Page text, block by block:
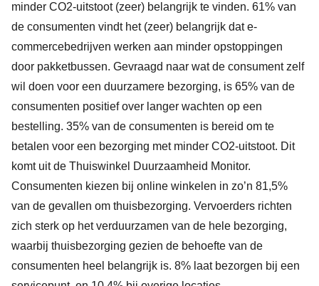
minder CO2-uitstoot (zeer) belangrijk te vinden. 61% van
de consumenten vindt het (zeer) belangrijk dat e-
commercebedrijven werken aan minder opstoppingen
door pakketbussen. Gevraagd naar wat de consument zelf
wil doen voor een duurzamere bezorging, is 65% van de
consumenten positief over langer wachten op een
bestelling. 35% van de consumenten is bereid om te
betalen voor een bezorging met minder CO2-uitstoot. Dit
komt uit de Thuiswinkel Duurzaamheid Monitor.
Consumenten kiezen bij online winkelen in zo’n 81,5%
van de gevallen om thuisbezorging. Vervoerders richten
zich sterk op het verduurzamen van de hele bezorging,
waarbij thuisbezorging gezien de behoefte van de
consumenten heel belangrijk is. 8% laat bezorgen bij een